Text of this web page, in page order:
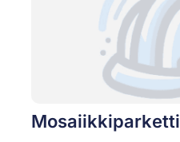
Mosaiikkiparketti